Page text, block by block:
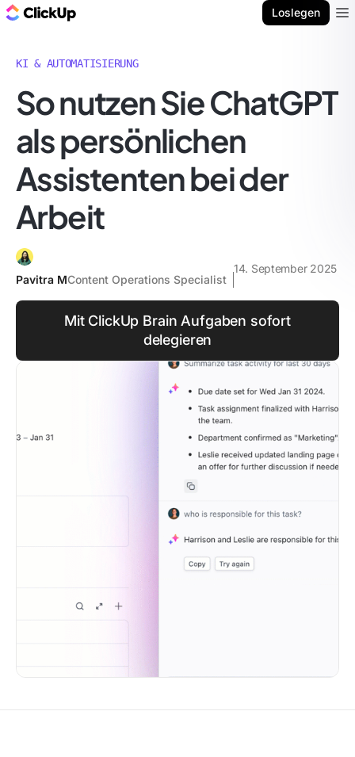
Loslegen
KI & AUTOMATISIERUNG
So nutzen Sie ChatGPT
als persönlichen
Assistenten bei der
Arbeit
Pavitra MContent Operations Specialist
14. September 2025
Mit ClickUp Brain Aufgaben sofort
delegieren